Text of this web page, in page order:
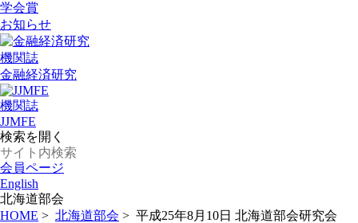
学会賞
お知らせ
機関誌
金融経済研究
機関誌
JJMFE
検索を開く
会員ページ
English
北海道部会
HOME > 北海道部会 > 平成25年8月10日 北海道部会研究会